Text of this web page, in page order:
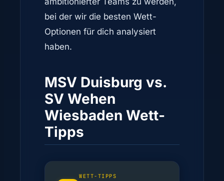
bei der wir die besten Wett-
Optionen für dich analysiert
haben.
MSV Duisburg vs.
SV Wehen
Wiesbaden Wett-
Tipps
WETT-TIPPS